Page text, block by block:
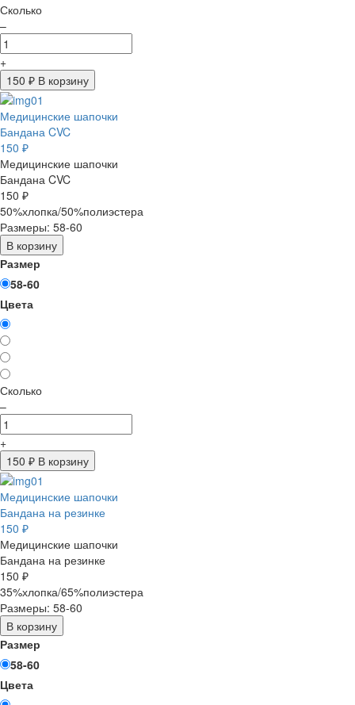
Сколько
–
+
150 ₽ В корзину
Медицинские шапочки
Бандана CVC
150 ₽
Медицинские шапочки
Бандана CVC
150 ₽
50%хлопка/50%полиэстера
Размеры: 58-60
В корзину
Размер
58-60
Цвета
Сколько
–
+
150 ₽ В корзину
Медицинские шапочки
Бандана на резинке
150 ₽
Медицинские шапочки
Бандана на резинке
150 ₽
35%хлопка/65%полиэстера
Размеры: 58-60
В корзину
Размер
58-60
Цвета